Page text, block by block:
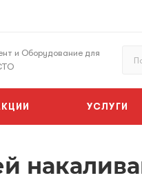
и Оборудование для
УСЛУГИ